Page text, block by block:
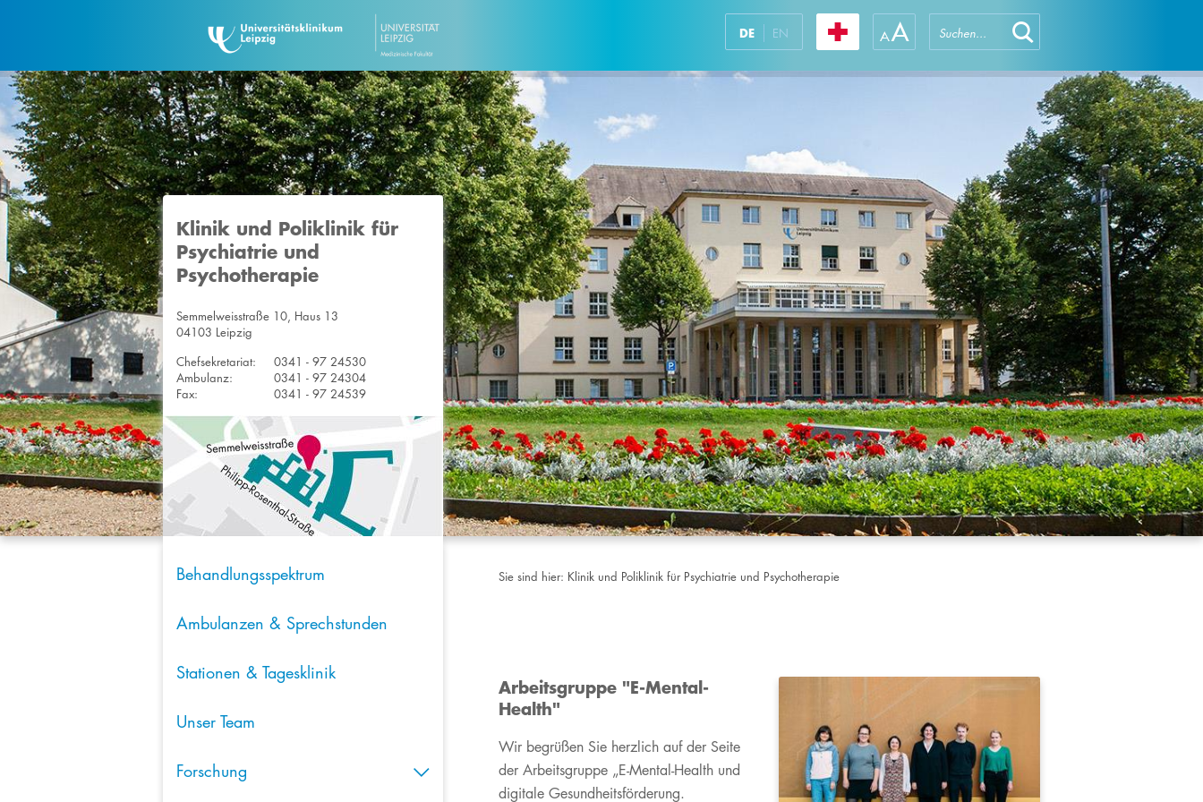
DE EN
Klinik und Poliklinik für
Psychiatrie und
Psychotherapie
Semmelweisstraße 10, Haus 13
04103 Leipzig
Chefsekretariat:
0341 - 97 24530
Ambulanz:
0341 - 97 24304
Fax:
0341 - 97 24539
Behandlungsspektrum
Ambulanzen & Sprechstunden
Stationen & Tagesklinik
Unser Team
Forschung
Sie sind hier: Klinik und Poliklinik für Psychiatrie und Psychotherapie
Arbeitsgruppe "E-Mental-
Health"
Wir begrüßen Sie herzlich auf der Seite
der Arbeitsgruppe „E-Mental-Health und
digitale Gesundheitsförderung.